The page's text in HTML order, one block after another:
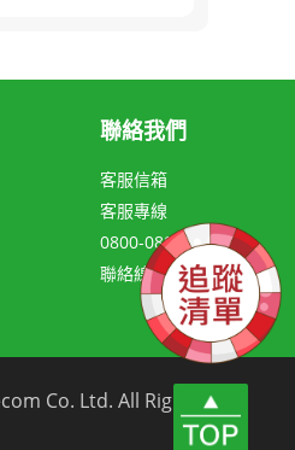
聯絡我們
客服信箱
客服專線
0800-080-123
聯絡線上客服
Co. Ltd. All Rights